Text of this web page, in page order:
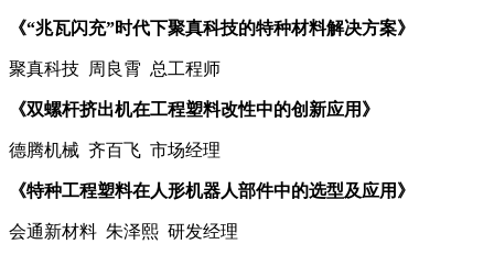
《“兆瓦闪充”时代下聚真科技的特种材料解决方案》
聚真科技 周良霄 总工程师
《双螺杆挤出机在工程塑料改性中的创新应用》
德腾机械 齐百飞 市场经理
《特种工程塑料在人形机器人部件中的选型及应用》
会通新材料 朱泽熙 研发经理